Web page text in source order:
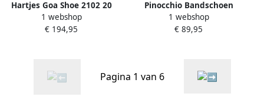
Hartjes Goa Shoe 2102 20
Bandschoen taupe
1 webshop
€ 194,95
Pinocchio Bandschoen
P1892-262-96CO-AC
1 webshop
€ 89,95
Pagina 1 van 6